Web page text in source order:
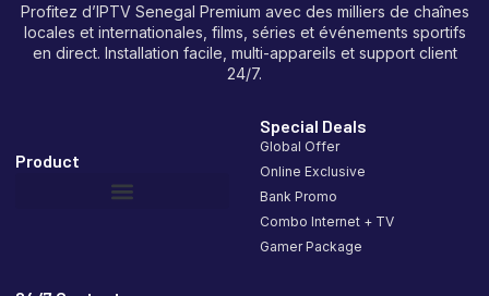
Profitez d’IPTV Senegal Premium avec des milliers de chaînes
locales et internationales, films, séries et événements sportifs
en direct. Installation facile, multi-appareils et support client
24/7.
Product
Special Deals
Global Offer
Online Exclusive
Bank Promo
Combo Internet + TV
Gamer Package